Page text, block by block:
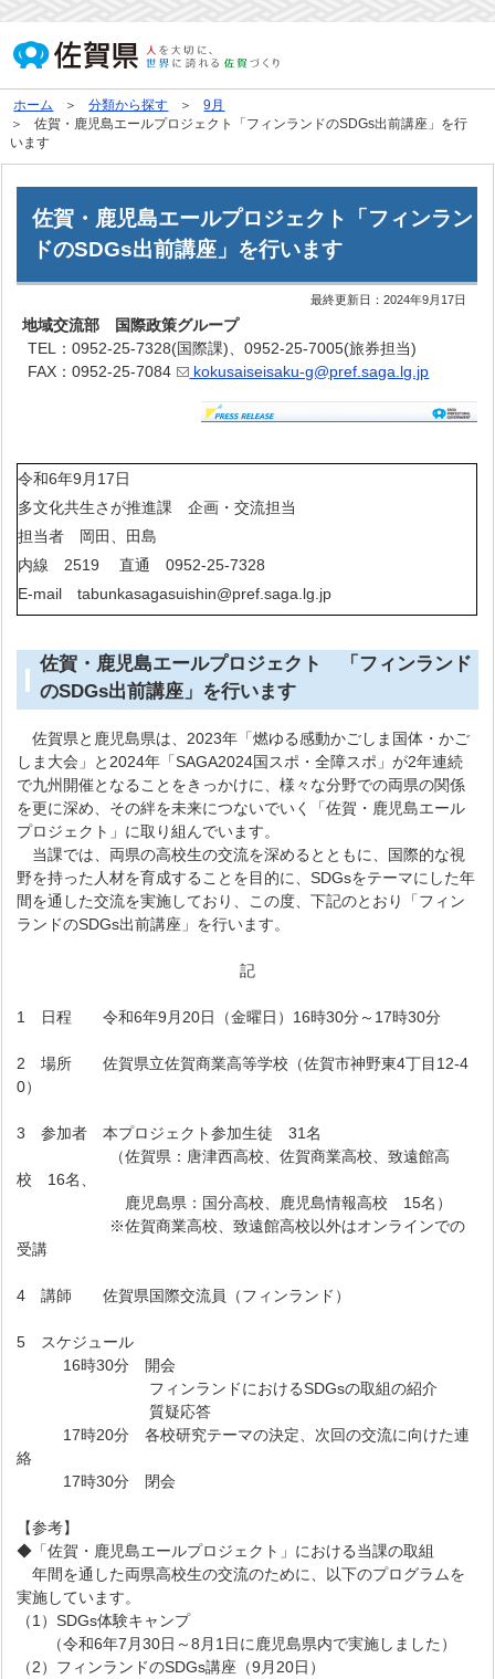
ホーム 分類から探す
9月
佐賀・鹿児島エールプロジェクト「フィンランドのSDGs出前講座」を行
います
佐賀・鹿児島エールプロジェクト「フィンラン
ドのSDGs出前講座」を行います
最終更新日：2024年9月17日
地域交流部 国際政策グループ
TEL：0952-25-7328(国際課)、0952-25-7005(旅券担当)
FAX：0952-25-7084
kokusaiseisaku-g@pref.saga.lg.jp
令和6年9月17日
多文化共生さが推進課 企画・交流担当
担当者 岡田、田島
内線 2519 直通 0952-25-7328
E-mail tabunkasagasuishin@pref.saga.lg.jp
佐賀・鹿児島エールプロジェクト 「フィンランド
のSDGs出前講座」を行います
佐賀県と鹿児島県は、2023年「燃ゆる感動かごしま国体・かご
しま大会」と2024年「SAGA2024国スポ・全障スポ」が2年連続
で九州開催となることをきっかけに、様々な分野での両県の関係
を更に深め、その絆を未来につないでいく「佐賀・鹿児島エール
プロジェクト」に取り組んでいます。
当課では、両県の高校生の交流を深めるとともに、国際的な視
野を持った人材を育成することを目的に、SDGsをテーマにした年
間を通した交流を実施しており、この度、下記のとおり「フィン
ランドのSDGs出前講座」を行います。
記
1 日程 令和6年9月20日（金曜日）16時30分～17時30分
2 場所 佐賀県立佐賀商業高等学校（佐賀市神野東4丁目12-4
0）
3 参加者 本プロジェクト参加生徒 31名
（佐賀県：唐津西高校、佐賀商業高校、致遠館高
校 16名、
鹿児島県：国分高校、鹿児島情報高校 15名）
※佐賀商業高校、致遠館高校以外はオンラインでの
受講
4 講師 佐賀県国際交流員（フィンランド）
5 スケジュール
16時30分 開会
フィンランドにおけるSDGsの取組の紹介
質疑応答
17時20分 各校研究テーマの決定、次回の交流に向けた連
絡
17時30分 閉会
【参考】
◆「佐賀・鹿児島エールプロジェクト」における当課の取組
年間を通した両県高校生の交流のために、以下のプログラムを
実施しています。
（1）SDGs体験キャンプ
（令和6年7月30日～8月1日に鹿児島県内で実施しました）
（2）フィンランドのSDGs講座（9月20日）